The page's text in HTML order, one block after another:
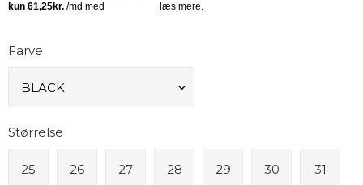
Farve
Størrelse
25 26 27 28 29 30 31